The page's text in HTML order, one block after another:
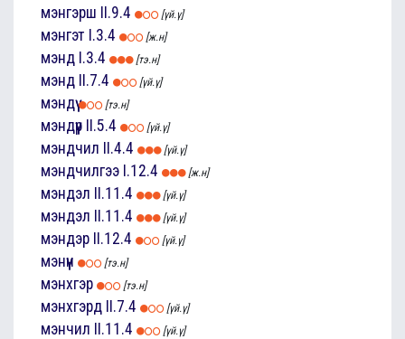
мэнгэрш II.9.4 [үй.ү]
мэнгэт I.3.4 [ж.н]
мэнд I.3.4 [тэ.н]
мэнд II.7.4 [үй.ү]
мэндүү [тэ.н]
мэндүүр II.5.4 [үй.ү]
мэндчил II.4.4 [үй.ү]
мэндчилгээ I.12.4 [ж.н]
мэндэл II.11.4 [үй.ү]
мэндэл II.11.4 [үй.ү]
мэндэр II.12.4 [үй.ү]
мэнүүн [тэ.н]
мэнхгэр [тэ.н]
мэнхгэрд II.7.4 [үй.ү]
мэнчил II.11.4 [үй.ү]